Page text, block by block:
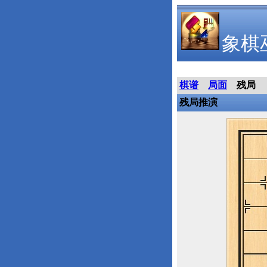
象棋
棋谱 局面
残局
残局推演